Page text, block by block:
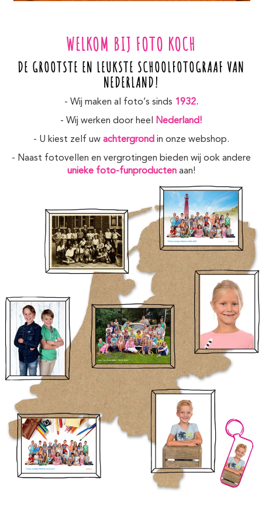
WELKOM BIJ FOTO KOCH
DE GROOTSTE EN LEUKSTE SCHOOLFOTOGRAAF VAN
NEDERLAND!
- Wij maken al foto’s sinds 1932.
- Wij werken door heel
Nederland!
- U kiest zelf uw achtergrond in onze webshop.
- Naast fotovellen en vergrotingen bieden wij ook andere
unieke foto-funproductenaan!